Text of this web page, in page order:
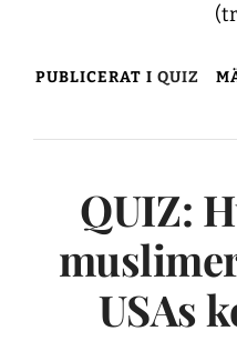
PUBLICERAT I QUIZ
QUIZ:
USAs